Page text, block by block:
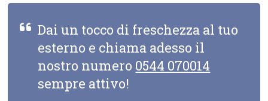
Dai un tocco di freschezza al tuo
esterno e chiama adesso il
nostro numero 0544 070014
sempre attivo!